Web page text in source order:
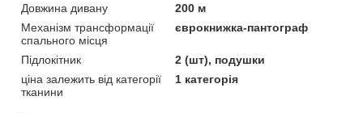
Довжина дивану
200 м
Механізм трансформації
спального місця
єврокнижка-пантограф
Підлокітник
2 (шт), подушки
ціна залежить від категорії
тканини
1 категорія